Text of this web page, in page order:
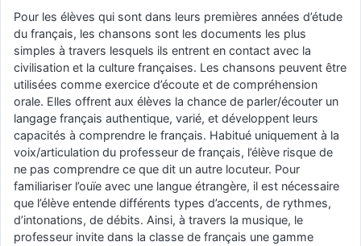
Pour les élèves qui sont dans leurs premières années d’étude
du français, les chansons sont les documents les plus
simples à travers lesquels ils entrent en contact avec la
civilisation et la culture françaises. Les chansons peuvent être
utilisées comme exercice d’écoute et de compréhension
orale. Elles offrent aux élèves la chance de parler/écouter un
langage français authentique, varié, et développent leurs
capacités à comprendre le français. Habitué uniquement à la
voix/articulation du professeur de français, l’élève risque de
ne pas comprendre ce que dit un autre locuteur. Pour
familiariser l’ouïe avec une langue étrangère, il est nécessaire
que l’élève entende différents types d’accents, de rythmes,
d’intonations, de débits. Ainsi, à travers la musique, le
professeur invite dans la classe de français une gamme